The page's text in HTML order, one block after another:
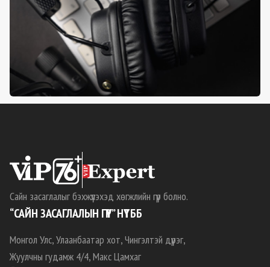
Сайн засаглалыг бэхжүүлэхэд хөгжлийн гүүр болно.
“САЙН ЗАСАГЛАЛЫН ГҮҮР” НҮТББ
Монгол Улс, Улаанбаатар хот, Чингэлтэй дүүрэг,
Жуулчны гудамж 4/4, Макс Цамхаг